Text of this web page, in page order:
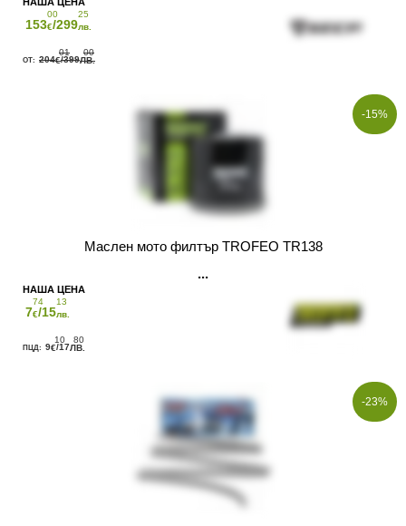
153
00
€/299
25
лв.
204
01
€/399
00
ЛВ.
-15%
Маслен мото филтър TROFEO TR138
7
74
€/15
13
лв.
9
10
€/17
80
ЛВ.
-23%